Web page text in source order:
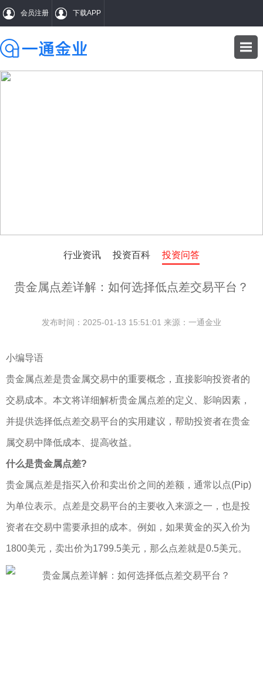
会员注册 下载APP
行业资讯 投资百科 投资问答
贵金属点差详解：如何选择低点差交易平台？
发布时间：2025-01-13 15:51:01 来源：一通金业
小编导语
贵金属点差是贵金属交易中的重要概念，直接影响投资者的
交易成本。本文将详细解析贵金属点差的定义、影响因素，
并提供选择低点差交易平台的实用建议，帮助投资者在贵金
属交易中降低成本、提高收益。
什么是贵金属点差?
贵金属点差是指买入价和卖出价之间的差额，通常以点(Pip)
为单位表示。点差是交易平台的主要收入来源之一，也是投
资者在交易中需要承担的成本。例如，如果黄金的买入价为
1800美元，卖出价为1799.5美元，那么点差就是0.5美元。